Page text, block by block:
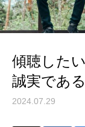
傾聴した
誠実であ
2024.07.29